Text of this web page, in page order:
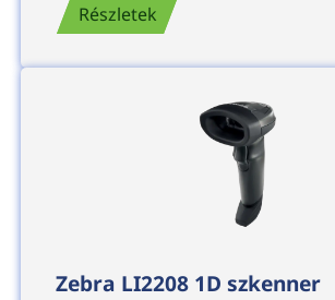
Részletek
Zebra LI2208 1D szkenner